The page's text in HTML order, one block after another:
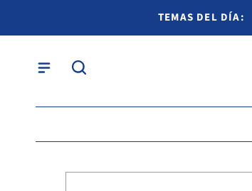
TEMAS DEL DÍA: